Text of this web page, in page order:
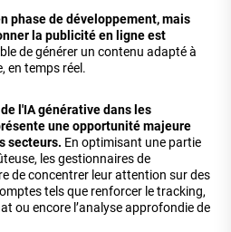
phase de développement, mais
la publicité en ligne est
de générer un contenu adapté à
en temps réel.
l'IA générative dans les
une opportunité majeure
secteurs. En optimisant une partie
les gestionnaires de
de concentrer leur attention sur des
tels que renforcer le tracking,
ou encore l’analyse approfondie de